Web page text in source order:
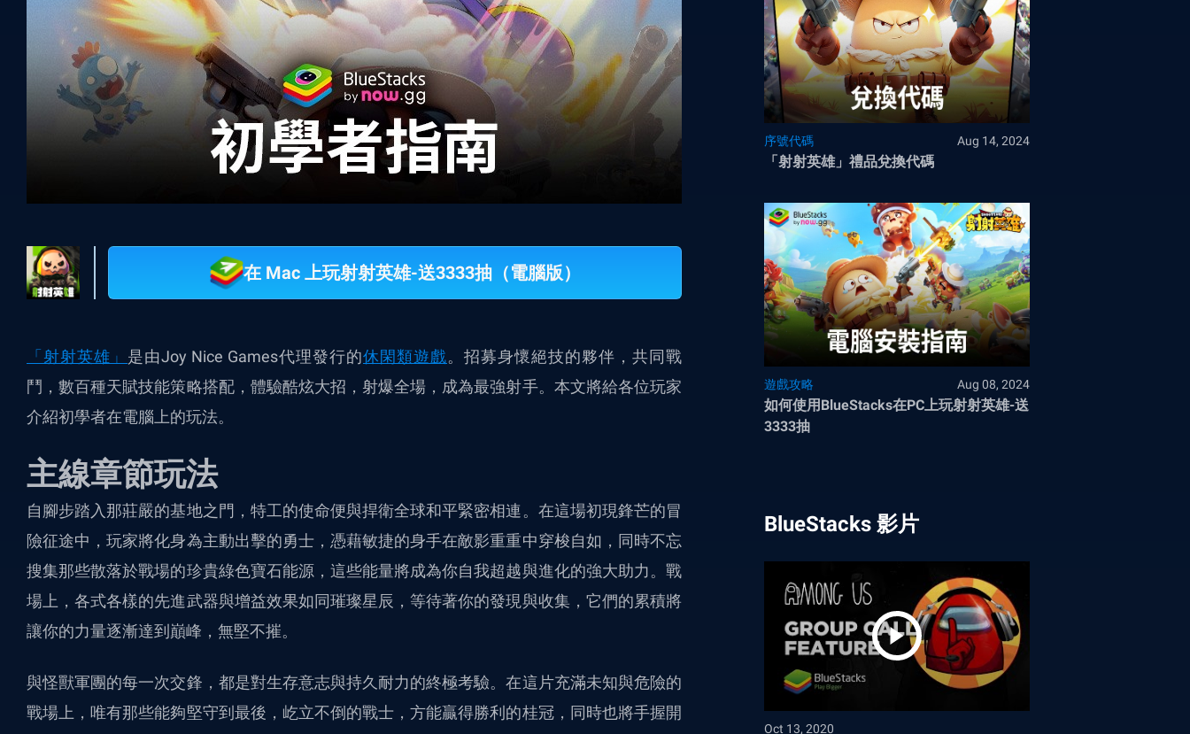
在 Mac 上玩射射英雄-送3333抽（電腦版）
「射射英雄」 是由Joy Nice Games代理發行的休閑類遊戲。招募身懷絕技的夥伴，共同戰
鬥，數百種天賦技能策略搭配，體驗酷炫大招，射爆全場，成為最強射手。本文將給各位玩家
介紹初學者在電腦上的玩法。
主線章節玩法
自腳步踏入那莊嚴的基地之門，特工的使命便與捍衛全球和平緊密相連。在這場初現鋒芒的冒
險征途中，玩家將化身為主動出擊的勇士，憑藉敏捷的身手在敵影重重中穿梭自如，同時不忘
搜集那些散落於戰場的珍貴綠色寶石能源，這些能量將成為你自我超越與進化的強大助力。戰
場上，各式各樣的先進武器與增益效果如同璀璨星辰，等待著你的發現與收集，它們的累積將
讓你的力量逐漸達到巔峰，無堅不摧。
與怪獸軍團的每一次交鋒，都是對生存意志與持久耐力的終極考驗。在這片充滿未知與危險的
戰場上，唯有那些能夠堅守到最後，屹立不倒的戰士，方能贏得勝利的桂冠，同時也將手握開
序號代碼 Aug 14, 2024
「射射英雄」禮品兌換代碼
遊戲攻略 Aug 08, 2024
如何使用BlueStacks在PC上玩射射英雄-送
3333抽
BlueStacks 影片
Oct 13, 2020